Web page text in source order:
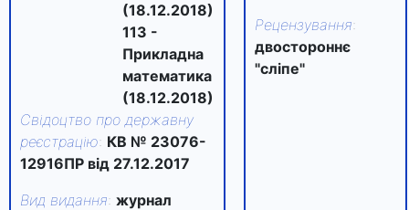
(18.12.2018)
113 -
Прикладна
математика
(18.12.2018)
Свідоцтво про державну
реєстрацію: КВ № 23076-
12916ПР від 27.12.2017
Вид видання: журнал
Рецензування:
двостороннє
"сліпе"